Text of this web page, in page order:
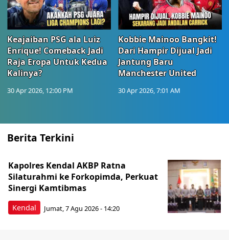
Keajaiban PSG ala Luiz
Enrique! Comeback Jadi
Raja Eropa Untuk Kedua
Kalinya?
30 Apr 2026, 12:00 PM
Kobbie Mainoo Bangkit!
Dari Hampir Dijual Jadi
Jantung Baru
Manchester United
30 Apr 2026, 7:01 AM
Berita Terkini
Kendal
Kapolres Kendal AKBP Ratna
Silaturahmi ke Forkopimda, Perkuat
Sinergi Kamtibmas
Jumat, 7 Agu 2026 - 14:20